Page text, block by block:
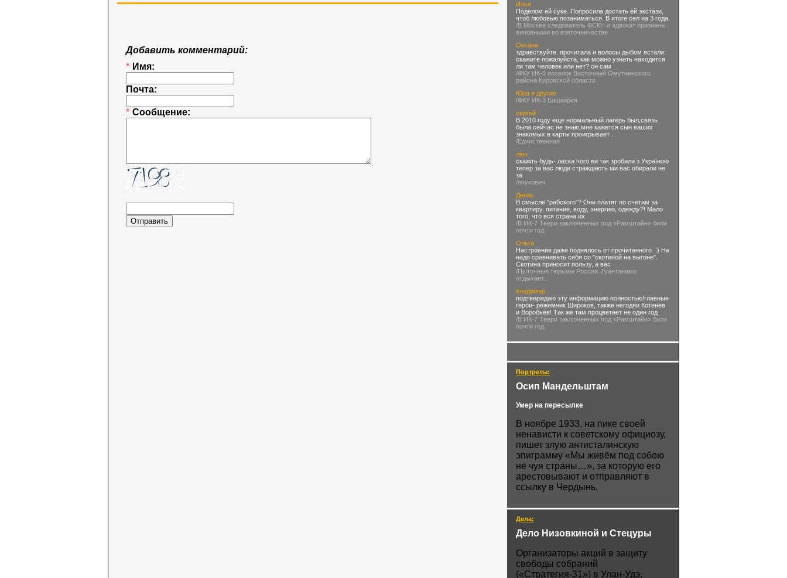
Добавить комментарий:
* Имя:
Почта:
* Сообщение:
Илья
Поделом ей суке. Попросила достать ей экстази,
чтоб любовью позаниматься. В итоге сел на 3 года.
/В Москве следователь ФСКН и адвокат признаны
виновными во взяточничестве
Оксана
здравствуйте. прочитала и волосы дыбом встали.
скажите пожалуйста, как можно узнать находится
ли там человек или нет? он сам
/ФКУ ИК-6 поселок Восточный Омутнинского
района Кировской области
Юра и другие
/ФКУ ИК-3 Башкирия
сергей
В 2010 году еще нормальный лагерь был,связь
была,сейчас не знаю,мне кажется сын ваших
знакомых в карты проигрывает .
/Единственная
ліна
скажіть будь- ласка чого ви так зробили з Україною
тепер за вас люди страждають ми вас обирали не
за
/янукович
Денис
В смысле "рабского"? Они платят по счетам за
квартиру, питание, воду, энергию, одежду?! Мало
того, что вся страна их
/В ИК-7 Твери заключенных под «Рамштайн» били
почти год
Ольга
Настроение даже поднялось от прочитанного. :) Не
надо сравнивать себя со "скотиной на выгоне".
Скотина приносит пользу, а вас
/Пыточные тюрьмы России. Гуантанамо
отдыхает...
владимир
подтверждаю эту информацию полностью!главные
герои- режимник Широков, также негодяи Котенёв
и Воробьёв! Так же там процветает не один год
/В ИК-7 Твери заключенных под «Рамштайн» били
почти год
Портреты:
Осип Мандельштам
Умер на пересылке
В ноябре 1933, на пике своей
ненависти к советскому официозу,
пишет злую антисталинскую
эпиграмму «Мы живём под собою
не чуя страны…», за которую его
арестовывают и отправляют в
ссылку в Чердынь.
Дела:
Дело Низовкиной и Стецуры
Организаторы акций в защиту
свободы собраний
(«Стратегия-31») в Улан-Удэ,